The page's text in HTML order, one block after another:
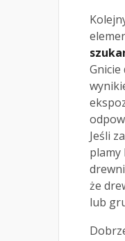
Jeśli
plamy
że
lub